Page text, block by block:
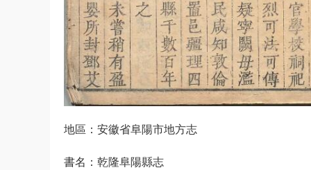
地區：安徽省阜陽市地方志
書名：乾隆阜陽縣志